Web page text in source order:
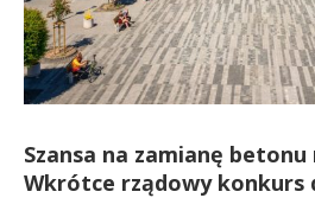
Szansa na zamianę betonu
Wkrótce rządowy konkurs